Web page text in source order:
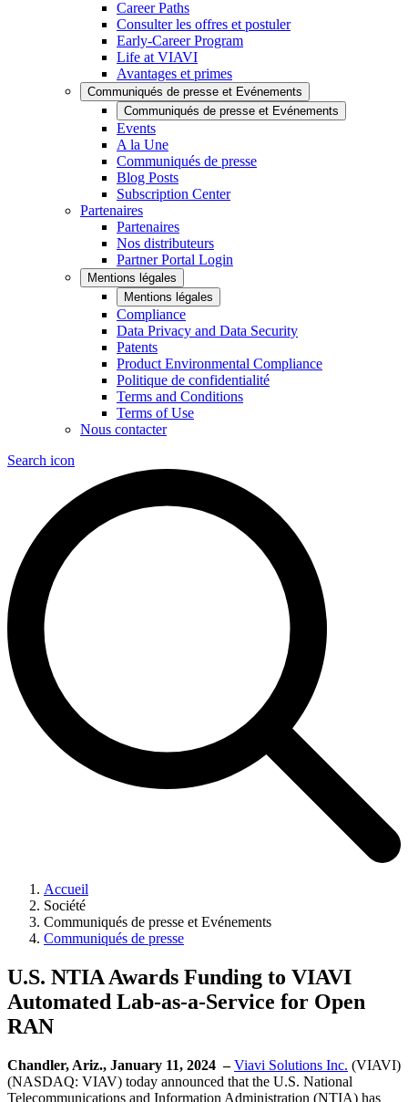
Career Paths
Consulter les offres et postuler
Early-Career Program
Life at VIAVI
Avantages et primes
Communiqués de presse et Evénements
Communiqués de presse et Evénements
Events
A la Une
Communiqués de presse
Blog Posts
Subscription Center
Partenaires
Partenaires
Nos distributeurs
Partner Portal Login
Mentions légales
Mentions légales
Compliance
Data Privacy and Data Security
Patents
Product Environmental Compliance
Politique de confidentialité
Terms and Conditions
Terms of Use
Nous contacter
Search icon
Accueil
Société
Communiqués de presse et Evénements
Communiqués de presse
U.S. NTIA Awards Funding to VIAVI
Automated Lab-as-a-Service for Open
RAN
Chandler, Ariz., January 11, 2024 – Viavi Solutions Inc. (VIAVI)
(NASDAQ: VIAV) today announced that the U.S. National
Telecommunications and Information Administration (NTIA) has